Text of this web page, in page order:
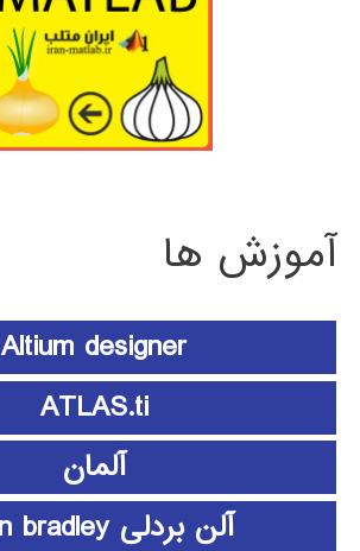
آموزش ها
Altium designer
ATLAS.ti
آلمان
آلن بردلی Allen bradley